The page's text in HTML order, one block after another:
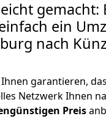
gemacht:
ein
nach
garantieren,
Netzwerk Ihnen
Preis